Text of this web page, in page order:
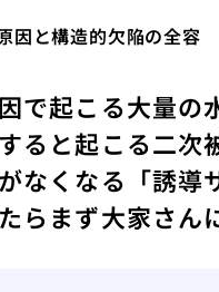
因と構造的欠陥の全容
で起こる大量の
ると起こる二次
なくなる「誘導
らまず大家さん